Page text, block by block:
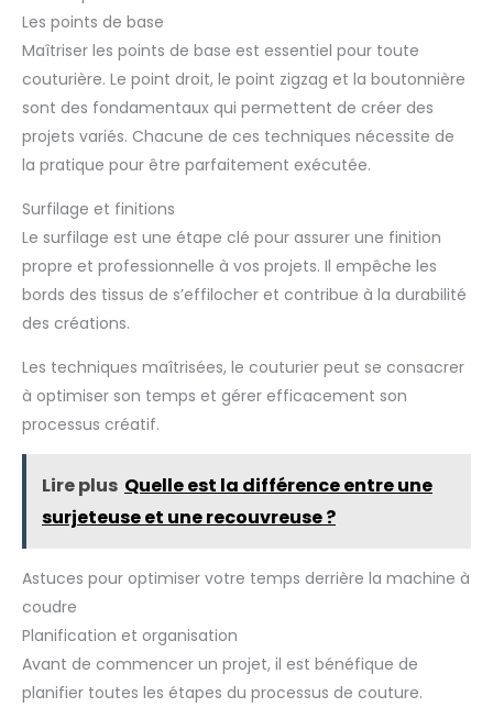
Les points de base
Maîtriser les points de base est essentiel pour toute
couturière. Le point droit, le point zigzag et la boutonnière
sont des fondamentaux qui permettent de créer des
projets variés. Chacune de ces techniques nécessite de
la pratique pour être parfaitement exécutée.
Surfilage et finitions
Le surfilage est une étape clé pour assurer une finition
propre et professionnelle à vos projets. Il empêche les
bords des tissus de s’effilocher et contribue à la durabilité
des créations.
Les techniques maîtrisées, le couturier peut se consacrer
à optimiser son temps et gérer efficacement son
processus créatif.
Lire plus Quelle est la différence entre une
surjeteuse et une recouvreuse ?
Astuces pour optimiser votre temps derrière la machine à
coudre
Planification et organisation
Avant de commencer un projet, il est bénéfique de
planifier toutes les étapes du processus de couture.